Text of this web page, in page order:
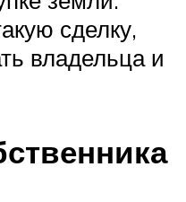
сделку,
владельца и